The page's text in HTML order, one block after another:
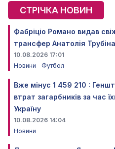
СТРІЧКА НОВИН
Фабріціо Романо видав
трансфер Анатолія
10.08.2026 17:01
Новини
Футбол
Вже мінус 1 459 210 :
втрат загарбників за час
Україну
10.08.2026 14:04
Новини